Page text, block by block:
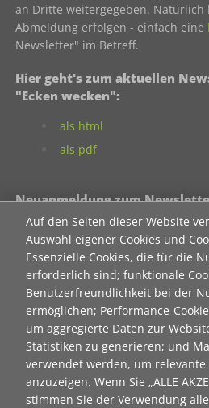
Auf den Seiten dieser Website
Auswahl eigener Cookies und
Essenzielle Cookies, die für die
erforderlich sind; funktionale
Benutzerfreundlichkeit bei der
ermöglichen; Performance-
um aggregierte Daten zur
Statistiken zu generieren; und
verwendet werden, um
anzuzeigen. Wenn Sie „ALLE
stimmen Sie der Verwendung
an Dritte weitergegeben. Natürlich
Abmeldung erfolgen - einfach eine
Newsletter" im Betreff.
Hier geht's zum aktuellen
"Ecken wecken":
als html
als pdf
Neuanmeldung zum
wecken":
Contact 1
Anrede
Vorname